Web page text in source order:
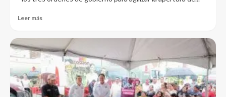
Leer más